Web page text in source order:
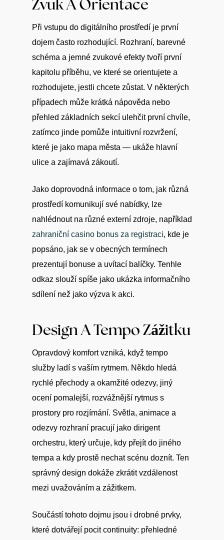
Zvuk A Orientace
Při vstupu do digitálního prostředí je první
dojem často rozhodující. Rozhraní, barevné
schéma a jemné zvukové efekty tvoří první
kapitolu příběhu, ve které se orientujete a
rozhodujete, jestli chcete zůstat. V některých
případech může krátká nápověda nebo
přehled základních sekcí ulehčit první chvíle,
zatímco jinde pomůže intuitivní rozvržení,
které je jako mapa města — ukáže hlavní
ulice a zajímavá zákoutí.
Jako doprovodná informace o tom, jak různá
prostředí komunikují své nabídky, lze
nahlédnout na různé externí zdroje, například
zahraniční casino bonus za registraci, kde je
popsáno, jak se v obecných termínech
prezentují bonuse a uvítací balíčky. Tenhle
odkaz slouží spíše jako ukázka informačního
sdílení než jako výzva k akci.
Design A Tempo Zážitku
Opravdový komfort vzniká, když tempo
služby ladí s vaším rytmem. Někdo hledá
rychlé přechody a okamžité odezvy, jiný
ocení pomalejší, rozvážnější rytmus s
prostory pro rozjímání. Světla, animace a
odezvy rozhraní pracují jako dirigent
orchestru, který určuje, kdy přejít do jiného
tempa a kdy prostě nechat scénu doznít. Ten
správný design dokáže zkrátit vzdálenost
mezi uvažováním a zážitkem.
Součástí tohoto dojmu jsou i drobné prvky,
které dotvářejí pocit continuity: přehledné